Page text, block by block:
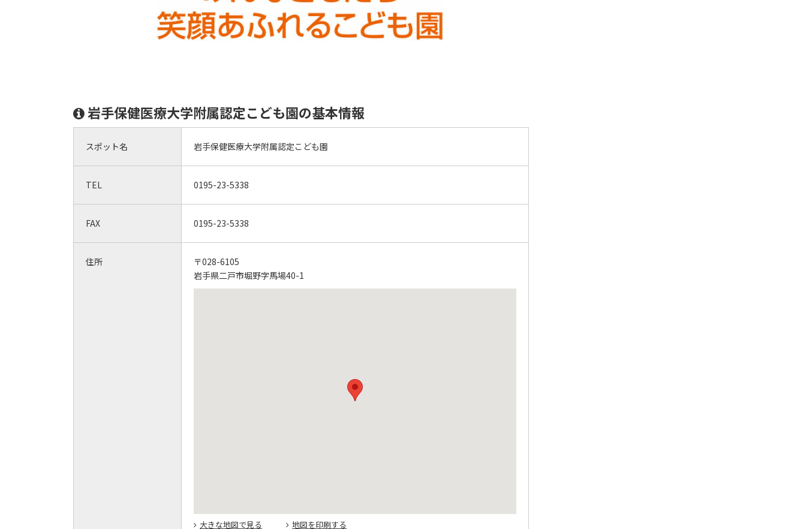
岩手保健医療大学附属認定こども園の基本情報
スポット名 岩手保健医療大学附属認定こども園
TEL 0195-23-5338
FAX 0195-23-5338
住所
〒028-6105
岩手県二戸市堀野字馬場40-1
大きな地図で見る 地図を印刷する